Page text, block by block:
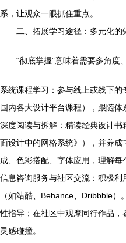
系，让观众一眼抓住重点。
二、拓展学习途径：多元化的
“彻底掌握”意味着需要多角度
系统课程学习：参与线上或线下
国内各大设计平台课程），跟随体
深度阅读与拆解：精读经典设计
面设计中的网格系统》），并养成
成、色彩搭配、字体应用，理解每
信息咨询服务与社区交流：积极
（如站酷、Behance、Dribbble
性指导；在社区中观摩同行作品
灵感碰撞。